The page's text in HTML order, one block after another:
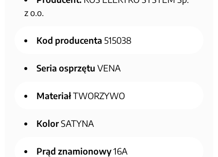
z o.o.
Kod producenta 515038
Seria osprzętu VENA
MateriałTWORZYWO
KolorSATYNA
Prąd znamionowy16A